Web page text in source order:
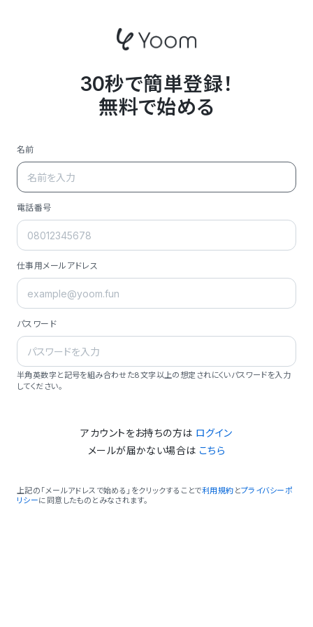
30秒で簡単登録！
無料で始める
名前
電話番号
仕事用メールアドレス
パスワード
半角英数字と記号を組み合わせた8文字以上の想定されにくいパスワードを入力
してください。
アカウントをお持ちの方は ログイン
メールが届かない場合は こちら
上記の「メールアドレスで始める」をクリックすることで利用規約 とプライバシーポ
リシーに同意したものとみなされます。